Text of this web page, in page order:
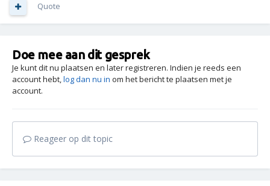
Quote
Doe mee aan dit gesprek
Je kunt dit nu plaatsen en later registreren. Indien je reeds een
account hebt,log dan nu in om het bericht te plaatsen met je
account.
Reageer op dit topic